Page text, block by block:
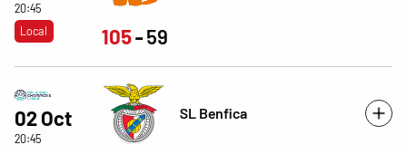
20:45
Local
105 59
02 Oct
20:45
SL Benfica